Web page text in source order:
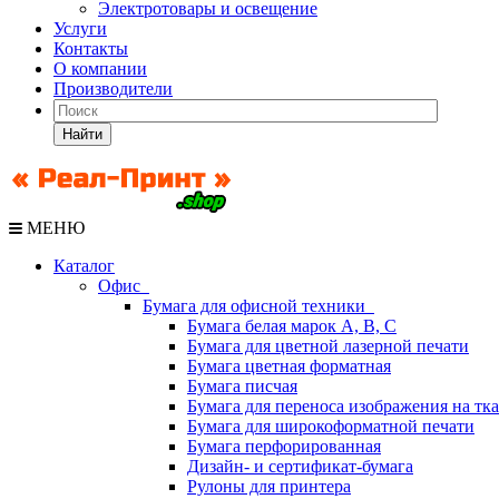
Электротовары и освещение
Услуги
Контакты
О компании
Производители
Найти
МЕНЮ
Каталог
Офис
Бумага для офисной техники
Бумага белая марок А, В, С
Бумага для цветной лазерной печати
Бумага цветная форматная
Бумага писчая
Бумага для переноса изображения на
Бумага для широкоформатной печати
Бумага перфорированная
Дизайн- и сертификат-бумага
Рулоны для принтера